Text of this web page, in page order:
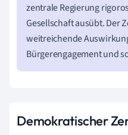
zentrale Regierung
Gesellschaft ausübt. Der
weitreichende
Bürgerengagement und
Demokratischer